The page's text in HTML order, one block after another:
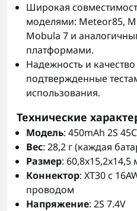
Широкая
моделями: Meteor85,
Mobula 7 и
платформами.
Надежность и качество
подтвержденные
использования.
Технические
Модель: 450mAh 2S
Вес: 28,2 г (каждая
Размер: 60,8x15,2x14,5
Коннектор: XT30 с
проводом
Напряжение: 2S 7.4V